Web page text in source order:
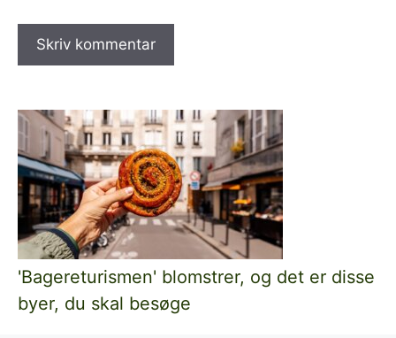
'Bagereturismen' blomstrer, og det er disse
byer, du skal besøge